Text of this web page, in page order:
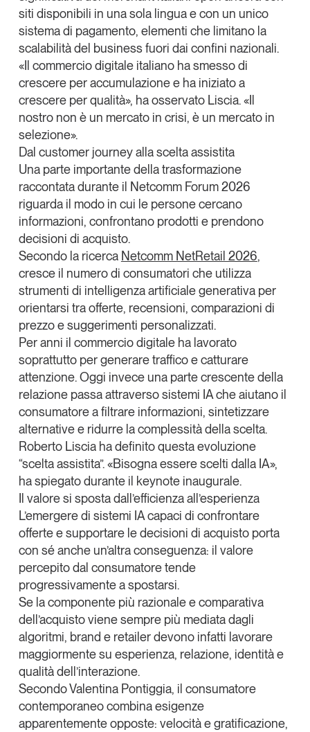
siti disponibili in una sola lingua e con un unico
sistema di pagamento, elementi che limitano la
scalabilità del business fuori dai confini nazionali.
«Il commercio digitale italiano ha smesso di
crescere per accumulazione e ha iniziato a
crescere per qualità», ha osservato Liscia. «Il
nostro non è un mercato in crisi, è un mercato in
selezione».
Dal customer journey alla scelta assistita
Una parte importante della trasformazione
raccontata durante il Netcomm Forum 2026
riguarda il modo in cui le persone cercano
informazioni, confrontano prodotti e prendono
decisioni di acquisto.
Secondo la ricerca Netcomm NetRetail 2026,
cresce il numero di consumatori che utilizza
strumenti di intelligenza artificiale generativa per
orientarsi tra offerte, recensioni, comparazioni di
prezzo e suggerimenti personalizzati.
Per anni il commercio digitale ha lavorato
soprattutto per generare traffico e catturare
attenzione. Oggi invece una parte crescente della
relazione passa attraverso sistemi IA che aiutano il
consumatore a filtrare informazioni, sintetizzare
alternative e ridurre la complessità della scelta.
Roberto Liscia ha definito questa evoluzione
“scelta assistita”. «Bisogna essere scelti dalla IA»,
ha spiegato durante il keynote inaugurale.
Il valore si sposta dall’efficienza all’esperienza
L’emergere di sistemi IA capaci di confrontare
offerte e supportare le decisioni di acquisto porta
con sé anche un’altra conseguenza: il valore
percepito dal consumatore tende
progressivamente a spostarsi.
Se la componente più razionale e comparativa
dell’acquisto viene sempre più mediata dagli
algoritmi, brand e retailer devono infatti lavorare
maggiormente su esperienza, relazione, identità e
qualità dell’interazione.
Secondo Valentina Pontiggia, il consumatore
contemporaneo combina esigenze
apparentemente opposte: velocità e gratificazione,